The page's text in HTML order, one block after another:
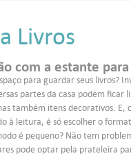
Livros
com a estante
para guardar seus livros?
partes da casa podem ficar
também itens decorativos.
à leitura, é só escolher o
é pequeno? Não tem
pode optar pela prateleira